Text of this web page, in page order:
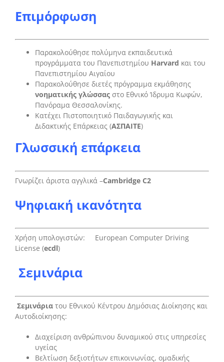
Επιμόρφωση
Παρακολούθησε πολύμηνα εκπαιδευτικά
προγράμματα του Πανεπιστημίου Harvard και του
Πανεπιστημίου Αιγαίου
Παρακολούθησε διετές πρόγραμμα εκμάθησης
νοηματικής γλώσσας στο Εθνικό Ίδρυμα Κωφών,
Πανόραμα Θεσσαλονίκης.
Κατέχει Πιστοποιητικό Παιδαγωγικής και
Διδακτικής Επάρκειας (ΑΣΠΑΙΤΕ)
Γλωσσική επάρκεια
Γνωρίζει άριστα αγγλικά –Cambridge C2
Ψηφιακή ικανότητα
Xρήση υπολογιστών: European Computer Driving
License (ecdl)
Σεμινάρια
Σεμινάρια του Εθνικού Κέντρου Δημόσιας Διοίκησης και
Αυτοδιοίκησης:
Διαχείριση ανθρώπινου δυναμικού στις υπηρεσίες
υγείας
Βελτίωση δεξιοτήτων επικοινωνίας, ομαδικής